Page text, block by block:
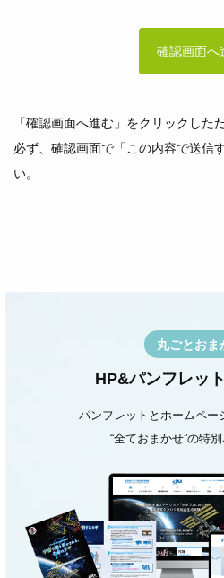
「確認画面へ進む」をクリックした
必ず、確認画面で「この内容で送信
い。
丸ごとおま
HP&パンフレッ
パンフレットとホームペー
“全ておまかせ”の特別